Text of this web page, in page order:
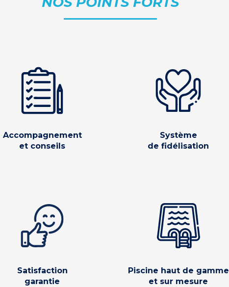
Accompagnement
et conseils
Système
de fidélisation
Satisfaction
garantie
Piscine haut de gamme
et sur mesure